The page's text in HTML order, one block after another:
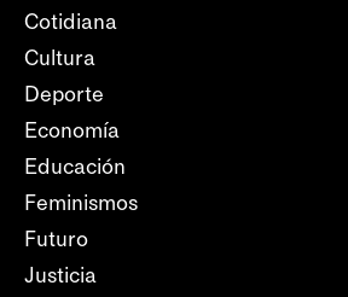
Cotidiana
Cultura
Deporte
Economía
Educación
Feminismos
Futuro
Justicia